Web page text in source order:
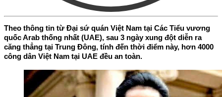
Theo thông tin từ Đại sứ quán Việt Nam tại Các Tiểu vương
quốc Arab thống nhất (UAE), sau 3 ngày xung đột diễn ra
căng thẳng tại Trung Đông, tính đến thời điểm này, hơn 4000
công dân Việt Nam tại UAE đều an toàn.